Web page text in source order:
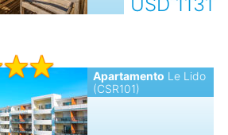
Apartamento Le Lido
(CSR101)